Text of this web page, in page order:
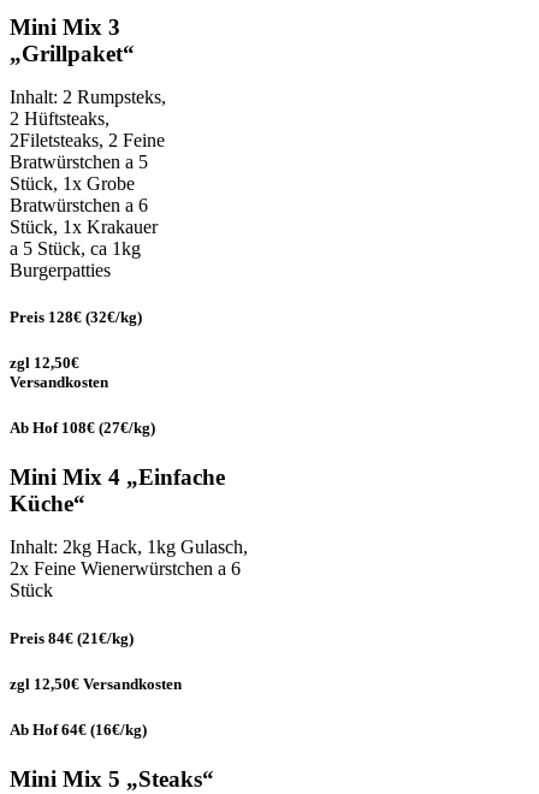
Mini Mix 3
„Grillpaket“
Inhalt: 2 Rumpsteks,
2 Hüftsteaks,
2Filetsteaks, 2 Feine
Bratwürstchen a 5
Stück, 1x Grobe
Bratwürstchen a 6
Stück, 1x Krakauer
a 5 Stück, ca 1kg
Burgerpatties
Preis 128€ (32€/kg)
zgl 12,50€
Versandkosten
Ab Hof 108€ (27€/kg)
Mini Mix 4 „Einfache
Küche“
Inhalt: 2kg Hack, 1kg Gulasch,
2x Feine Wienerwürstchen a 6
Stück
Preis 84€ (21€/kg)
zgl 12,50€ Versandkosten
Ab Hof 64€ (16€/kg)
Mini Mix 5 „Steaks“